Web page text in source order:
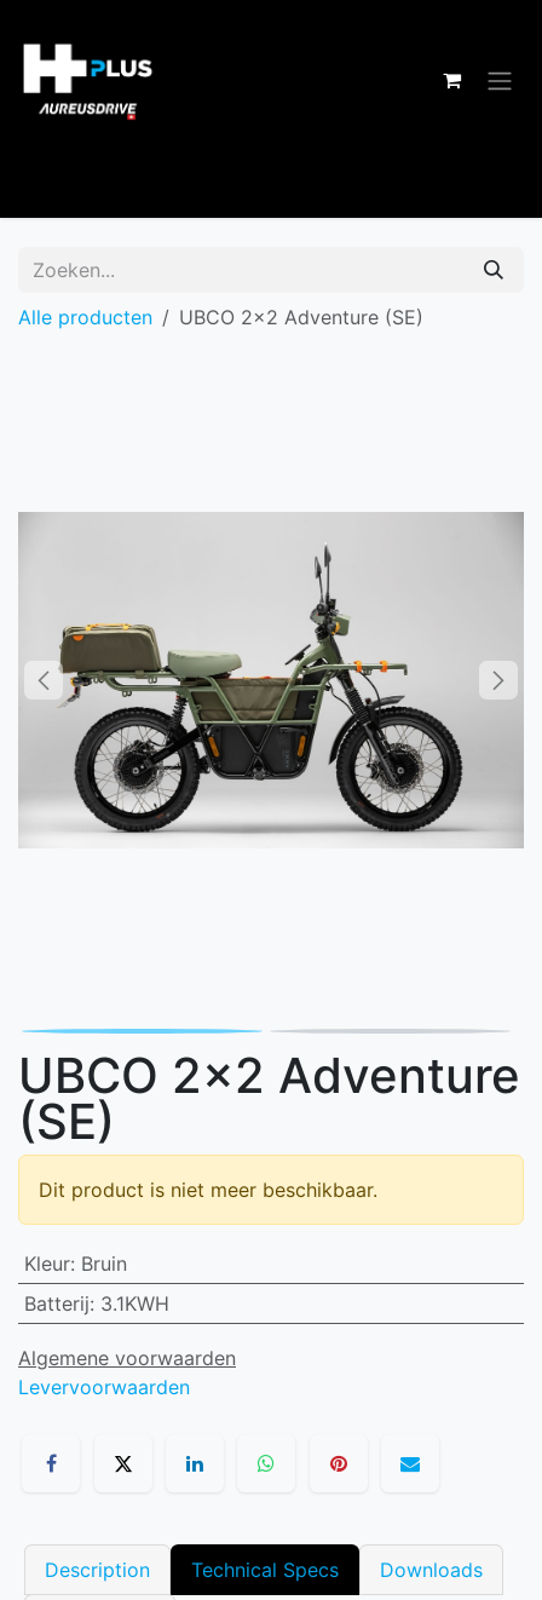
Alle producten UBCO 2x2 Adventure (SE)
UBCO 2x2 Adventure
(SE)
Dit product is niet meer beschikbaar.
Kleur: Bruin
Batterij: 3.1KWH
Algemene voorwaarden
Levervoorwaarden
Description Technical Specs Downloads